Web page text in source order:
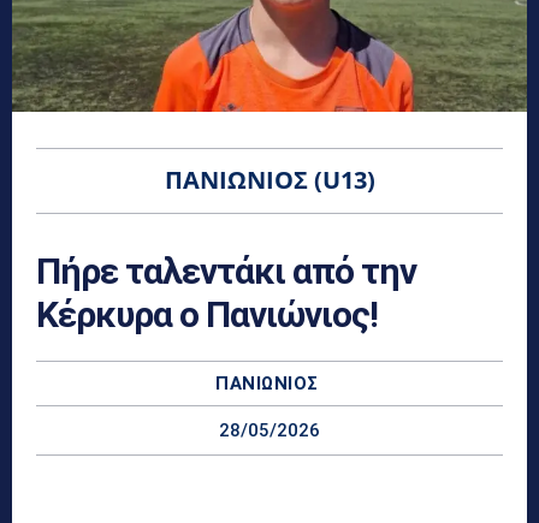
ΠΑΝΙΏΝΙΟΣ (U13)
Πήρε ταλεντάκι από την
Κέρκυρα ο Πανιώνιος!
ΠΑΝΙΏΝΙΟΣ
28/05/2026